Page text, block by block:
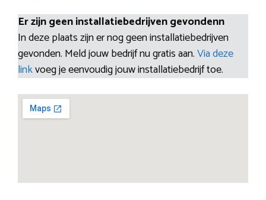
Er zijn geen installatiebedrijven gevondenn
In deze plaats zijn er nog geen installatiebedrijven
gevonden. Meld jouw bedrijf nu gratis aan.Via deze
linkvoeg je eenvoudig jouw installatiebedrijf toe.